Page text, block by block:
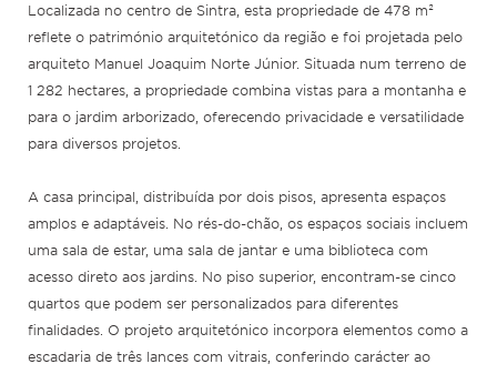
Localizada no centro de Sintra, esta propriedade de 478 m²
reflete o património arquitetónico da região e foi projetada pelo
arquiteto Manuel Joaquim Norte Júnior. Situada num terreno de
1 282 hectares, a propriedade combina vistas para a montanha e
para o jardim arborizado, oferecendo privacidade e versatilidade
para diversos projetos.
A casa principal, distribuída por dois pisos, apresenta espaços
amplos e adaptáveis. No rés-do-chão, os espaços sociais incluem
uma sala de estar, uma sala de jantar e uma biblioteca com
acesso direto aos jardins. No piso superior, encontram-se cinco
quartos que podem ser personalizados para diferentes
finalidades. O projeto arquitetónico incorpora elementos como a
escadaria de três lances com vitrais, conferindo carácter ao